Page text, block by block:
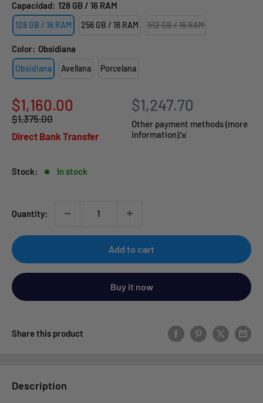
Capacidad: 128 GB / 16 RAM
128 GB / 16 RAM 256 GB / 16 RAM 512 GB / 16 RAM
Color: Obsidiana
Obsidiana Avellana Porcelana
Sale
price
$1,160.00
Regular
$1,375.00
Direct Bank Transfer
$1,247.70
Other payment methods (more
information)⇲
Stock: In stock
Quantity:
Add to cart
Buy it now
Share this product
Description